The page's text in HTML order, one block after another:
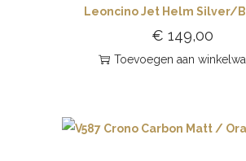
Leoncino Jet Helm Silver/
€ 149,00
Toevoegen aan